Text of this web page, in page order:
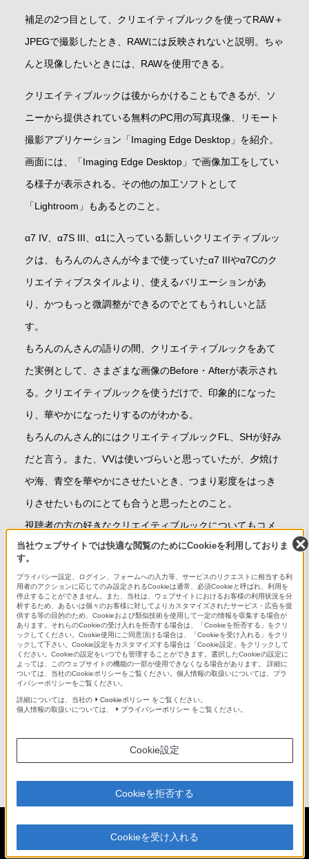
補足の2つ目として、クリエイティブルックを使ってRAW＋
JPEGで撮影したとき、RAWには反映されないと説明。ちゃ
んと現像したいときには、RAWを使用できる。
クリエイティブルックは後からかけることもできるが、ソ
ニーから提供されている無料のPC用の写真現像、リモート
撮影アプリケーション「Imaging Edge Desktop」を紹介。
画面には、「Imaging Edge Desktop」で画像加工をしてい
る様子が表示される。その他の加工ソフトとして
「Lightroom」もあるとのこと。
α7 IV、α7S III、α1に入っている新しいクリエイティブルッ
クは、もろんのんさんが今まで使っていたα7 IIIやα7Cのク
リエイティブスタイルより、使えるバリエーションがあ
り、かつもっと微調整ができるのでとてもうれしいと話
す。
もろんのんさんの語りの間、クリエイティブルックをあて
た実例として、さまざまな画像のBefore・Afterが表示され
る。クリエイティブルックを使うだけで、印象的になった
り、華やかになったりするのがわかる。
もろんのんさん的にはクリエイティブルックFL、SHが好み
だと言う。また、VVは使いづらいと思っていたが、夕焼け
や海、青空を華やかにさせたいとき、つまり彩度をはっき
りさせたいものにとても合うと思ったとのこと。
視聴者の方の好きなクリエイティブルックについてもコメ
ントが欲しいと言う。
微笑むもろんのんさんの写真。右手にα7を手に持ち、左手
でα7を指差している。
写真の上に、SNSの案内が表示される。
視聴のお礼を述べて終了。
Copyright Sony corporation, Sony Marketing Inc.
当社ウェブサイトでは快適な閲覧のためにCookieを利用しておりま
す。
プライバシー設定、ログイン、フォームへの入力等、サービスのリクエストに相当する利
用者のアクションに応じてのみ設定されるCookieは通常、必須Cookieと呼ばれ、利用を
停止することができません。また、当社は、ウェブサイトにおけるお客様の利用状況を分
析するため、あるいは個々のお客様に対してよりカスタマイズされたサービス・広告を提
供する等の目的のため、Cookieおよび類似技術を使用して一定の情報を収集する場合が
あります。それらのCookieの受け入れを拒否する場合は、「Cookieを拒否する」をクリ
ックしてください。Cookie使用にご同意頂ける場合は、「Cookieを受け入れる」をクリ
ックして下さい。Cookie設定をカスタマイズする場合は「Cookie設定」をクリックして
ください。Cookieの設定をいつでも管理することができます。選択したCookieの設定に
よっては、このウェブサイトの機能の一部が使用できなくなる場合があります。 詳細に
ついては、当社のCookieポリシーをご覧ください。個人情報の取扱いについては、プラ
イバシーポリシーをご覧ください。
詳細については、当社の Cookieポリシー をご覧ください。
個人情報の取扱いについては、
プライバシーポリシー をご覧ください。
Cookie設定
Cookieを拒否する
Cookieを受け入れる